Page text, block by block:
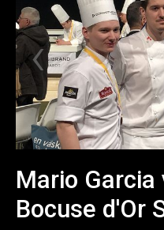
Mario Garcia
Bocuse d'Or